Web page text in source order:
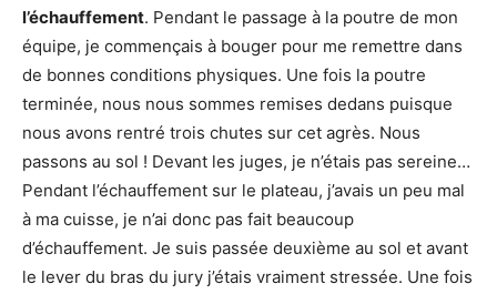
l’échauffement. Pendant le passage à la poutre de mon
équipe, je commençais à bouger pour me remettre dans
de bonnes conditions physiques. Une fois la poutre
terminée, nous nous sommes remises dedans puisque
nous avons rentré trois chutes sur cet agrès. Nous
passons au sol ! Devant les juges, je n’étais pas sereine…
Pendant l’échauffement sur le plateau, j’avais un peu mal
à ma cuisse, je n’ai donc pas fait beaucoup
d’échauffement. Je suis passée deuxième au sol et avant
le lever du bras du jury j’étais vraiment stressée. Une fois